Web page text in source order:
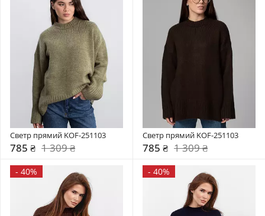
Светр прямий KOF-251103
785 ₴ 1 309 ₴
Светр прямий KOF-251103
785 ₴ 1 309 ₴
- 40% - 40%